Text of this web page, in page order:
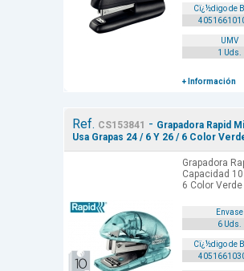
Cï¿½digo de
UMV
1 Uds.
+ Información
Ref. CS153841 - Grapadora Rapid
Usa Grapas 24 / 6 Y 26 / 6 Color
Grapadora
Capacidad
6 Color
Envase
6 Uds.
Cï¿½digo de